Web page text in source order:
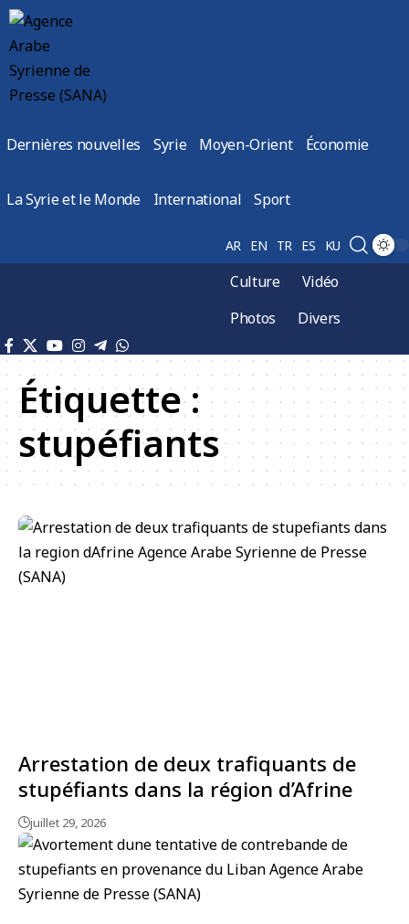
Dernières nouvelles Syrie Moyen-Orient Économie
La Syrie et le Monde International Sport
AR EN TR ES KU
Culture
Vidéo
Photos
Divers
Étiquette :
stupéfiants
Arrestation de deux trafiquants de
stupéfiants dans la région d’Afrine
juillet 29, 2026